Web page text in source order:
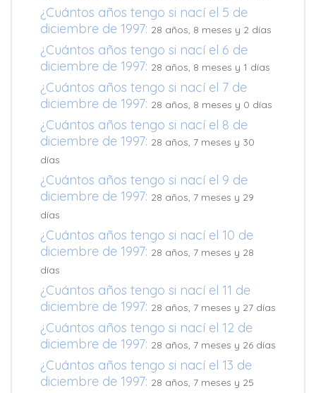
¿Cuántos años tengo si nací el 5 de
diciembre de 1997: 28 años, 8 meses y 2 días
¿Cuántos años tengo si nací el 6 de
diciembre de 1997: 28 años, 8 meses y 1 días
¿Cuántos años tengo si nací el 7 de
diciembre de 1997: 28 años, 8 meses y 0 días
¿Cuántos años tengo si nací el 8 de
diciembre de 1997: 28 años, 7 meses y 30
días
¿Cuántos años tengo si nací el 9 de
diciembre de 1997: 28 años, 7 meses y 29
días
¿Cuántos años tengo si nací el 10 de
diciembre de 1997: 28 años, 7 meses y 28
días
¿Cuántos años tengo si nací el 11 de
diciembre de 1997: 28 años, 7 meses y 27 días
¿Cuántos años tengo si nací el 12 de
diciembre de 1997: 28 años, 7 meses y 26 días
¿Cuántos años tengo si nací el 13 de
diciembre de 1997: 28 años, 7 meses y 25